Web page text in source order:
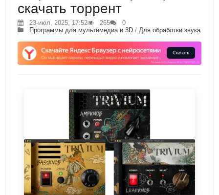
скачать торрент
23-июл, 2025, 17:52 265
0
Программы для мультимедиа и 3D / Для обработки звука